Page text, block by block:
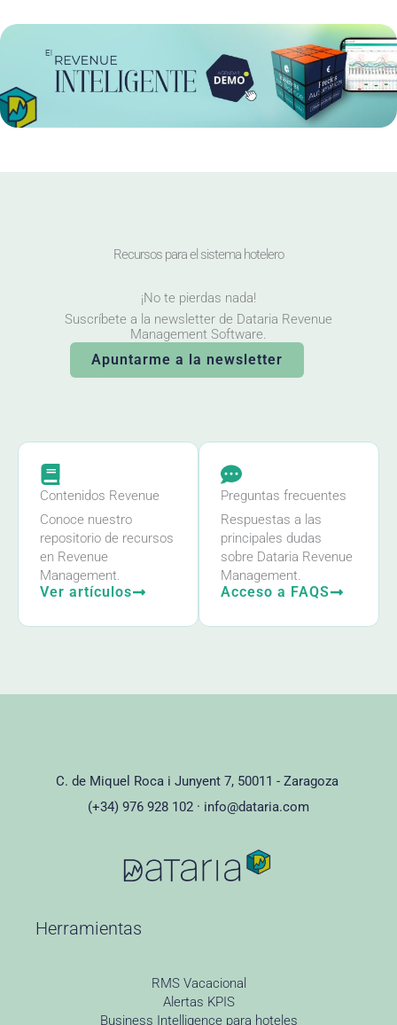
Recursos para el sistema hotelero
¡No te pierdas nada!
Suscríbete a la newsletter de Dataria Revenue
Management Software.
Apuntarme a la newsletter
Contenidos Revenue
Conoce nuestro
repositorio de recursos
en Revenue
Management.
Ver artículos
Preguntas frecuentes
Respuestas a las
principales dudas
sobre Dataria Revenue
Management.
Acceso a FAQS
C. de Miquel Roca i Junyent 7, 50011 - Zaragoza
(+34) 976 928 102 · info@dataria.com
Herramientas
RMS Vacacional
Alertas KPIS
Business Intelligence para hoteles